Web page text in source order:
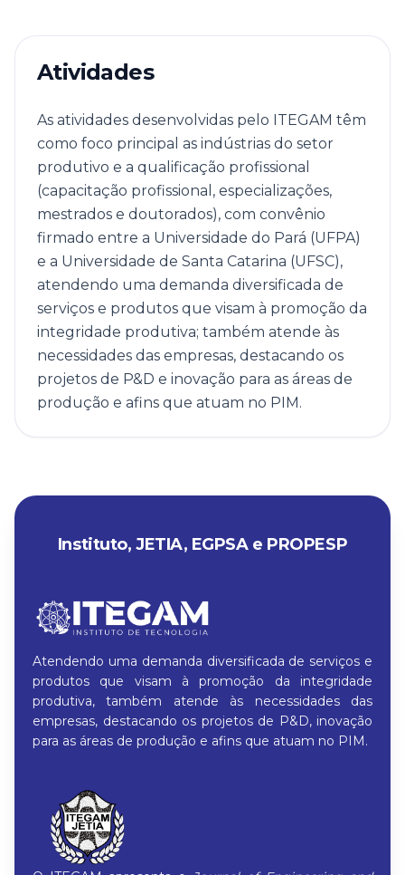
Atividades
As atividades desenvolvidas pelo ITEGAM têm
como foco principal as indústrias do setor
produtivo e a qualificação profissional
(capacitação profissional, especializações,
mestrados e doutorados), com convênio
firmado entre a Universidade do Pará (UFPA)
e a Universidade de Santa Catarina (UFSC),
atendendo uma demanda diversificada de
serviços e produtos que visam à promoção da
integridade produtiva; também atende às
necessidades das empresas, destacando os
projetos de P&D e inovação para as áreas de
produção e afins que atuam no PIM.
Instituto, JETIA, EGPSA e PROPESP
Atendendo uma demanda diversificada de serviços e
produtos que visam à promoção da integridade
produtiva, também atende às necessidades das
empresas, destacando os projetos de P&D, inovação
para as áreas de produção e afins que atuam no PIM.